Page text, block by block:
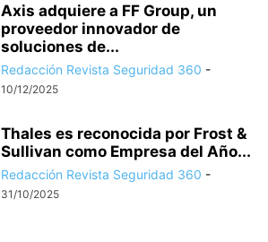
Axis adquiere a FF Group, un
proveedor innovador de
soluciones de...
Redacción Revista Seguridad 360 -
10/12/2025
Thales es reconocida por Frost &
Sullivan como Empresa del Año...
Redacción Revista Seguridad 360 -
31/10/2025